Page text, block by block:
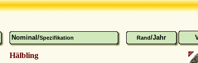
Nominal/Spezifikation Rand/Jahr
Hälbling